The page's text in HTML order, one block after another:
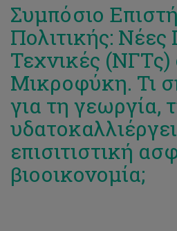
Συμπόσιο
Πολιτικής: Νέες
Τεχνικές (ΝΓΤς)
Μικροφύκη. Τι
για τη γεωργία,
επισιτιστική
βιοοικονομία;